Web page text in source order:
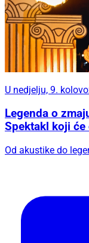
U nedjelju, 9.
Legenda o
Spektakl koji
Od akustike do